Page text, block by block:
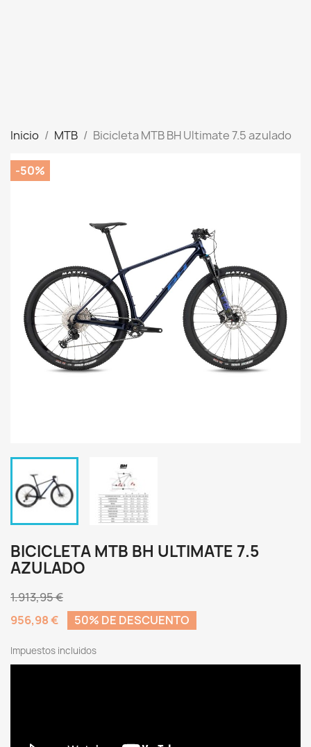
Inicio MTB Bicicleta MTB BH Ultimate 7.5 azulado
-50%
BICICLETA MTB BH ULTIMATE 7.5
AZULADO
1.913,95 €
956,98 €
50% DE DESCUENTO
Impuestos incluidos